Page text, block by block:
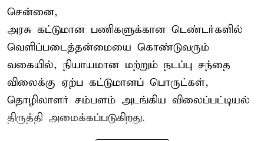
சென்னை,
அரசு கட்டுமான பணிகளுக்கான டெண்டர்களில்
வெளிப்படைத்தன்மையை கொண்டுவரும்
வகையில், நியாயமான மற்றும் நடப்பு சந்தை
விலைக்கு ஏற்ப கட்டுமானப் பொருட்கள்,
தொழிலாளர் சம்பளம் அடங்கிய விலைப்பட்டியல்
திருத்தி அமைக்கப்படுகிறது.